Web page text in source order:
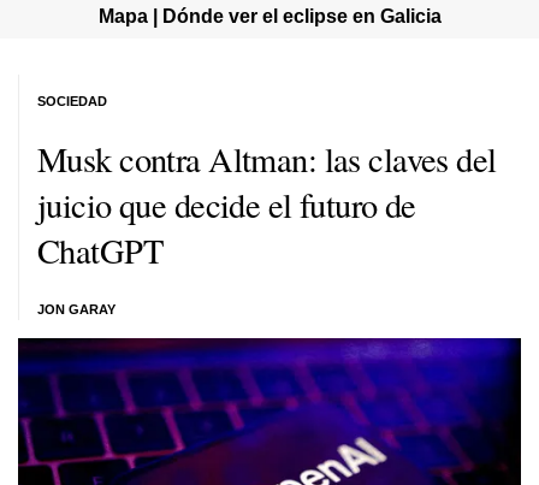
Mapa | Dónde ver el eclipse en Galicia
Musk contra Altman: las claves del
juicio que decide el futuro de
ChatGPT
JON GARAY
SOCIEDAD